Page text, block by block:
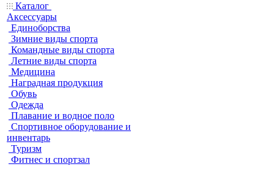
Каталог
Аксессуары
Единоборства
Зимние виды спорта
Командные виды спорта
Летние виды спорта
Медицина
Наградная продукция
Обувь
Одежда
Плавание и водное поло
Спортивное оборудование и
инвентарь
Туризм
Фитнес и спортзал